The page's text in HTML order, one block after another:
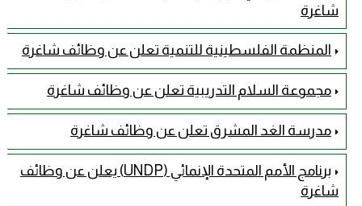
شاغرة
المنظمة الفلسطينية للتنمية تعلن عن وظائف شاغرة
مجموعة السلام التدريبية تعلن عن وظائف شاغرة
مدرسة الغد المشرق تعلن عن وظائف شاغرة
برنامج الأمم المتحدة الإنمائي (UNDP) يعلن عن وظائف
شاغرة